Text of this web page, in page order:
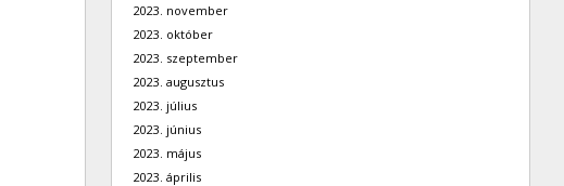
2023. november
2023. október
2023. szeptember
2023. augusztus
2023. július
2023. június
2023. május
2023. április